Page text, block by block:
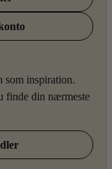
som inspiration.
finde din nærmeste